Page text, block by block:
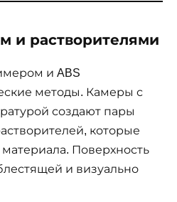
и растворителями
и ABS
методы. Камеры с
создают пары
которые
Поверхность
и визуально